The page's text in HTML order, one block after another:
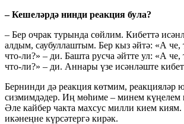
– Кешеләрдә нинди реакция була?
– Бер очрак турында сөйлим. Кибеттә
алдым, саубуллаштым. Бер кыз әйтә: «А
что-ли?» – ди. Башта русча әйтте ул: «А
что-ли?» – ди. Аннары үзе исәнләште
Бернинди дә реакция көтмим, реакцияләр
сизмимдәдер. Иң мөһиме – минем күңелем
Әле кайбер чакта махсус милли кием киям.
икәнеңне күрсәтергә кирәк.